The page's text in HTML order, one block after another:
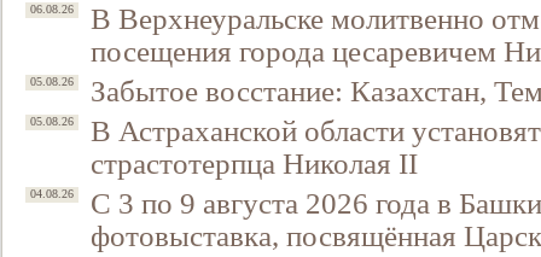
06.08.26
В Верхнеуральске молитвенно
посещения города цесаревичем
05.08.26 Забытое восстание: Казахстан,
05.08.26
В Астраханской области
страстотерпца Николая II
04.08.26
С 3 по 9 августа 2026 года в
фотовыставка, посвящённая